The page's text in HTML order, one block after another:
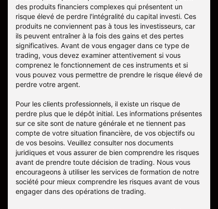
des produits financiers complexes qui présentent un
risque élevé de perdre l'intégralité du capital investi. Ces
produits ne conviennent pas à tous les investisseurs, car
ils peuvent entraîner à la fois des gains et des pertes
significatives. Avant de vous engager dans ce type de
trading, vous devez examiner attentivement si vous
comprenez le fonctionnement de ces instruments et si
vous pouvez vous permettre de prendre le risque élevé de
perdre votre argent.
Pour les clients professionnels, il existe un risque de
perdre plus que le dépôt initial. Les informations présentes
sur ce site sont de nature générale et ne tiennent pas
compte de votre situation financière, de vos objectifs ou
de vos besoins. Veuillez consulter nos documents
juridiques et vous assurer de bien comprendre les risques
avant de prendre toute décision de trading. Nous vous
encourageons à utiliser les services de formation de notre
société pour mieux comprendre les risques avant de vous
engager dans des opérations de trading.